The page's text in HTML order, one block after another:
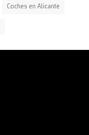
Coches en Alicante